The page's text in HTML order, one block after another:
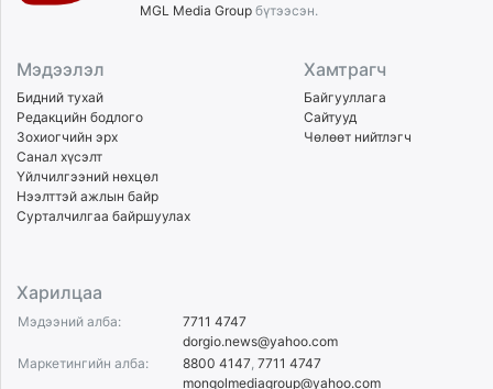
MGL Media Group бүтээсэн.
Мэдээлэл
Бидний тухай
Редакцийн бодлого
Зохиогчийн эрх
Санал хүсэлт
Үйлчилгээний нөхцөл
Нээлттэй ажлын байр
Сурталчилгаа байршуулах
Хамтрагч
Байгууллага
Сайтууд
Чөлөөт нийтлэгч
Харилцаа
Мэдээний алба:
7711 4747
dorgio.news@yahoo.com
Маркетингийн алба:
8800 4147 7711 4747
mongolmediagroup@yahoo.com